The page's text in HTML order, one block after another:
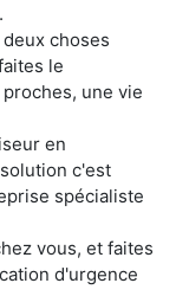
choses
le
une vie
en
c'est
spécialiste
vous, et faites
d'urgence